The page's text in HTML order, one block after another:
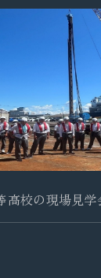
高校の現場見